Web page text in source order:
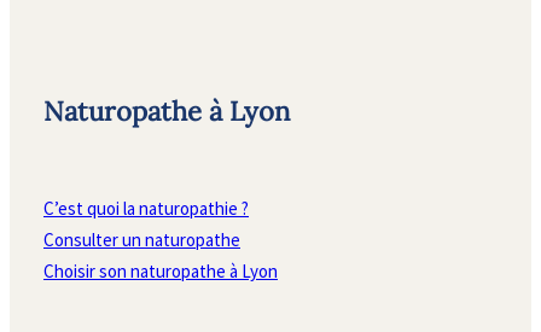
Naturopathe à Lyon
C’est quoi la naturopathie ?
Consulter un naturopathe
Choisir son naturopathe à Lyon